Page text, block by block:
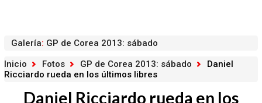
Galería: GP de Corea 2013: sábado
Inicio
Fotos GP de Corea 2013: sábado
Daniel
Ricciardo rueda en los últimos libres
Daniel Ricciardo rueda en los